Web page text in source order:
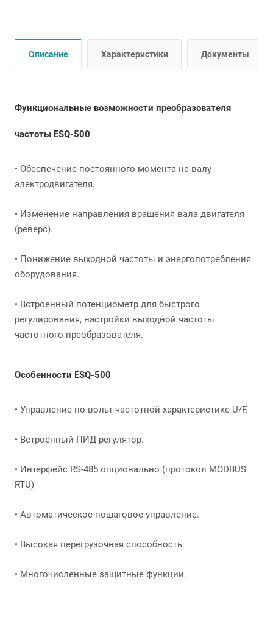
Описание Характеристики Документы
Функциональные возможности преобразователя
частоты ESQ-500
• Обеспечение постоянного момента на валу
электродвигателя.
• Изменение направления вращения вала двигателя
(реверс).
• Понижение выходной частоты и энергопотребления
оборудования.
• Встроенный потенциометр для быстрого
регулирования, настройки выходной частоты
частотного преобразователя.
Особенности ESQ-500
• Управление по вольт-частотной характеристике U/F.
• Встроенный ПИД-регулятор.
• Интерфейс RS-485 опционально (протокол MODBUS
RTU)
• Автоматическое пошаговое управление.
• Высокая перегрузочная способность.
• Многочисленные защитные функции.